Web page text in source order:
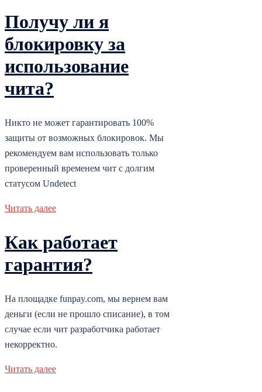
Получу ли я
блокировку за
использование
чита?
Никто не может гарантировать 100%
защиты от возможных блокировок. Мы
рекомендуем вам использовать только
проверенный временем чит с долгим
статусом Undetect
Читать далее
Как работает
гарантия?
На площадке funpay.com, мы вернем вам
деньги (если не прошло списание), в том
случае если чит разработчика работает
некорректно.
Читать далее